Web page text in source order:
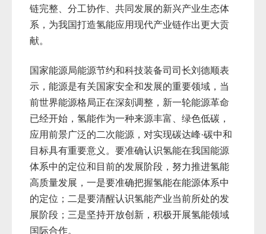
链完整、分工协作、共同发展的新兴产业生态体
系，为我国打造氢能应用现代产业链作出更大贡
献。
国家能源局能源节约和科技装备司司长刘德顺表
示，能源是有关国家安全和发展的重要领域，当
前世界能源格局正在深刻调整，新一轮能源革命
已经开始，氢能作为一种来源丰富、绿色低碳，
应用前景广泛的二次能源，对实现碳达峰·碳中和
目标具有重要意义。要准确认识氢能在我国能源
体系中的定位和目前的发展阶段，努力推进氢能
高质量发展，一是要准确把握氢能在能源体系中
的定位；二是要清醒认识氢能产业当前所处的发
展阶段；三是坚持开放创新，积极开展氢能领域
国际合作。